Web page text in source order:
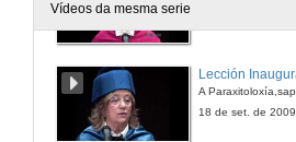
Vídeos da mesma serie
18 de set. de 2009